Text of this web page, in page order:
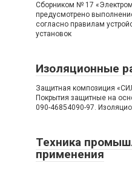
Сборником № 17
предусмотрено
согласно правилам
установок
Изоляционные
Защитная композиция
Покрытия защитные на
090-46854090-97.
Техника
применения